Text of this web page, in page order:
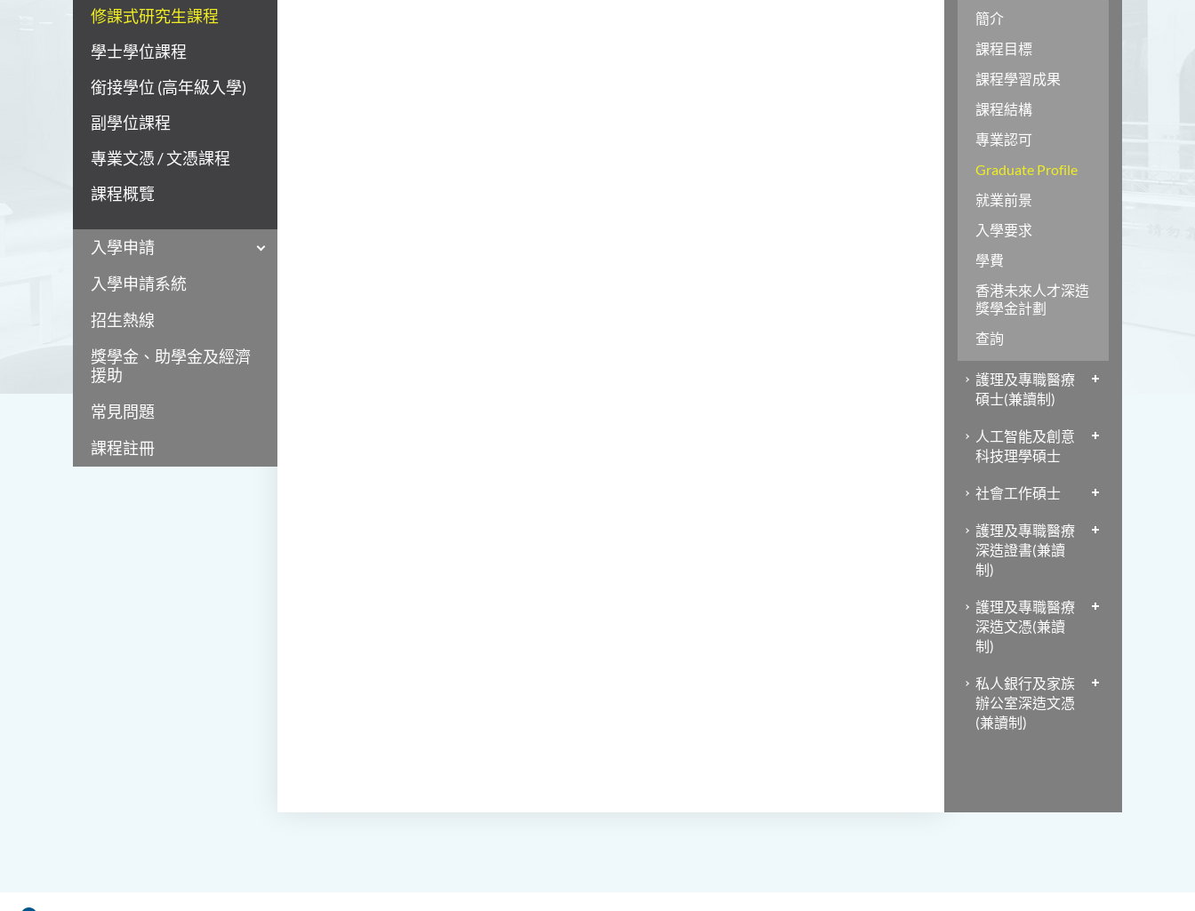
修課式研究生課程
學士學位課程
銜接學位 (高年級入學)
副學位課程
專業文憑 / 文憑課程
課程概覽
入學申請
入學申請系統
招生熱線
獎學金、助學金及經濟
援助
常見問題
課程註冊
簡介
課程目標
課程學習成果
課程結構
專業認可
Graduate Profile
就業前景
入學要求
學費
香港未來人才深造
獎學金計劃
查詢
護理及專職醫療
碩士(兼讀制)
人工智能及創意
科技理學碩士
社會工作碩士
護理及專職醫療
深造證書(兼讀
制)
護理及專職醫療
深造文憑(兼讀
制)
私人銀行及家族
辦公室深造文憑
(兼讀制)